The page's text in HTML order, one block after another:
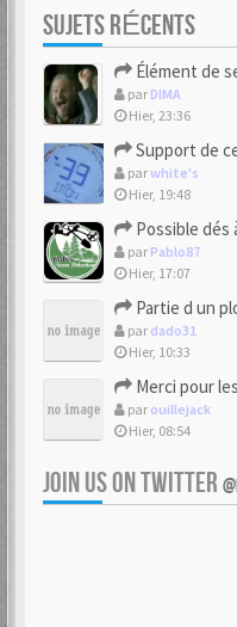
SUJETS RÉCENTS
Élément de
par DIMA
Hier, 23:36
Support de
parwhite's
Hier, 19:48
Possible dés
par Pablo87
Hier, 17:07
Partie d un
par dado31
Hier, 10:33
Merci pour
par ouillejack
Hier, 08:54
JOIN US ON TWITTER